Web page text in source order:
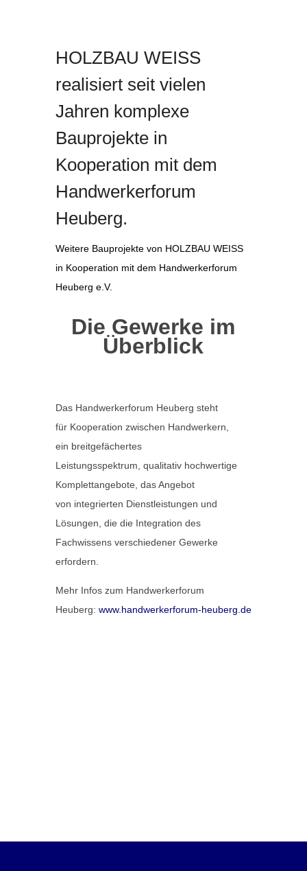
HOLZBAU WEISS
realisiert seit vielen
Jahren komplexe
Bauprojekte in
Kooperation mit dem
Handwerkerforum
Heuberg.
Weitere Bauprojekte von HOLZBAU WEISS
in Kooperation mit dem Handwerkerforum
Heuberg e.V.
Die Gewerke im
Überblick
Das Handwerkerforum Heuberg steht
für Kooperation zwischen Handwerkern,
ein breitgefächertes
Leistungsspektrum, qualitativ hochwertige
Komplettangebote, das Angebot
von integrierten Dienstleistungen und
Lösungen, die die Integration des
Fachwissens verschiedener Gewerke
erfordern.
Mehr Infos zum Handwerkerforum
Heuberg: www.handwerkerforum-heuberg.de